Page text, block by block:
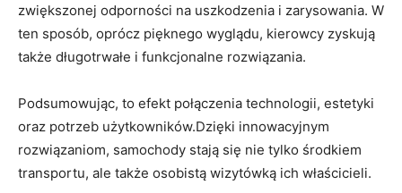
zwiększonej odporności na uszkodzenia i zarysowania. W
ten sposób, oprócz pięknego wyglądu, kierowcy zyskują
także długotrwałe i funkcjonalne rozwiązania.
Podsumowując, to efekt połączenia technologii, estetyki
oraz potrzeb użytkowników.Dzięki innowacyjnym
rozwiązaniom, samochody stają się nie tylko środkiem
transportu, ale także osobistą wizytówką ich właścicieli.